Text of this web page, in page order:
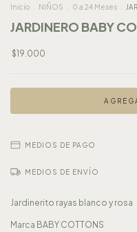
Inicio NIÑOS 0 a 24 Meses
JARDINERO BABY
$19.000
MEDIOS DE PAGO
MEDIOS DE ENVÍO
Jardinerito rayas blanco y rosa
Marca BABY COTTONS